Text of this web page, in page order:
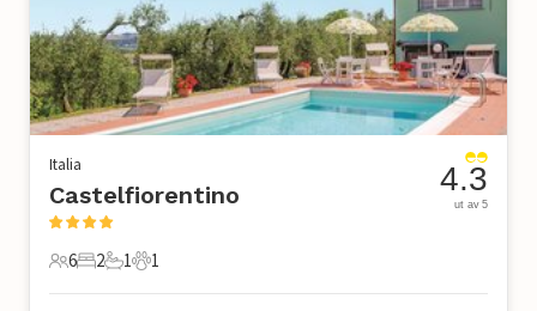
Italia
Castelfiorentino
6 Gjester
6
2 Soverom
2
1 Bad
1
1 Kjæledyr
1
4.3
ut av 5